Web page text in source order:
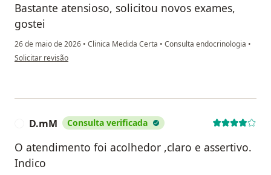
Bastante atensioso, solicitou novos exames,
gostei
26 de maio de 2026 • Clinica Medida Certa • Consulta endocrinologia •
na opinião do utilizador Nazareth Bernardino
Solicitar revisão
D.mM Consulta verificada
O atendimento foi acolhedor ,claro e assertivo.
Indico